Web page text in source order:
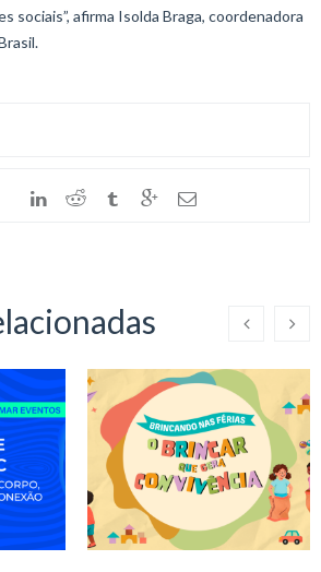
sociais”, afirma Isolda Braga, coordenadora